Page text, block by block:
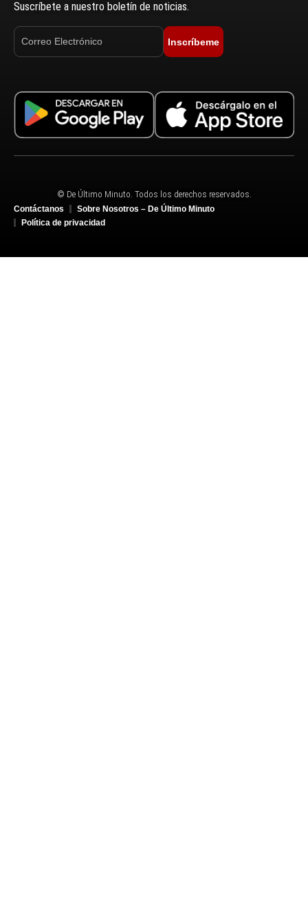
Suscríbete a nuestro boletín de noticias.
Inscríbeme
© De Último Minuto. Todos los derechos reservados.
Contáctanos
Sobre Nosotros – De Último Minuto
Política de privacidad